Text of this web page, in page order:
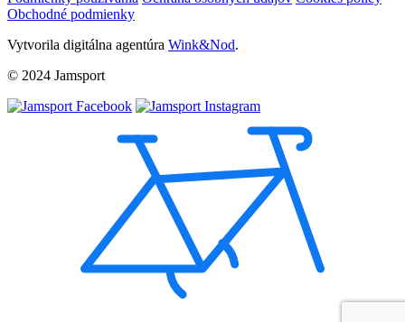
Obchodné podmienky
Vytvorila digitálna agentúra Wink&Nod.
© 2024 Jamsport